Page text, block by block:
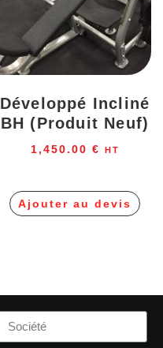
Développé Incliné
BH (produit Neuf)
1,450.00 € HT
Ajouter au devis